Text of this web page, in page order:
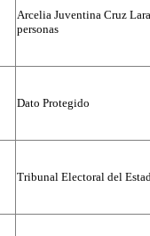
Arcelia Juventina Cruz
personas
Dato Protegido
Tribunal Electoral del